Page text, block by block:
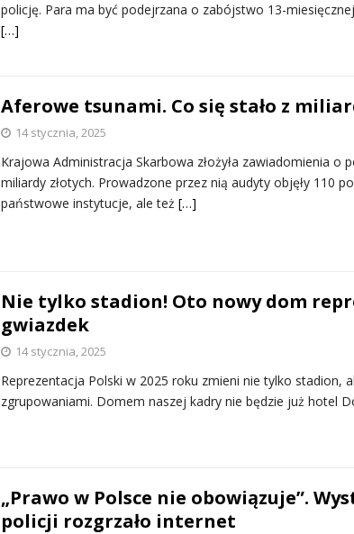
policję. Para ma być podejrzana o zabójstwo 13-
[…]
Aferowe tsunami. Co się stało z
14 stycznia, 2025
Krajowa Administracja Skarbowa złożyła zawiadomienia o
miliardy złotych. Prowadzone przez nią audyty objęły 110
państwowe instytucje, ale też […]
Nie tylko stadion! Oto nowy dom
gwiazdek
14 stycznia, 2025
Reprezentacja Polski w 2025 roku zmieni nie tylko stadion,
zgrupowaniami. Domem naszej kadry nie będzie już hotel
„Prawo w Polsce nie obowiązuje”.
policji rozgrzało internet